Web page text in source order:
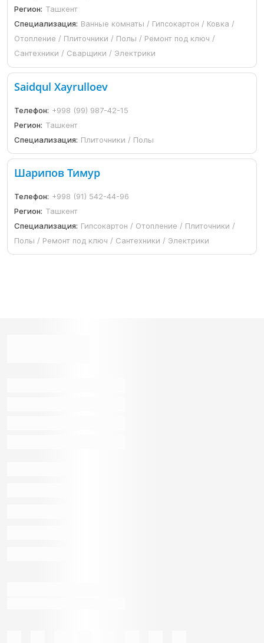
Регион: Ташкент
Специализация: Ванные комнаты / Гипсокартон / Ковка /
Отопление / Плиточники / Полы / Ремонт под ключ /
Сантехники / Сварщики / Электрики
Saidqul Xayrulloev
Телефон: +998 (99) 987-42-15
Регион: Ташкент
Специализация: Плиточники / Полы
Шарипов Тимур
Телефон: +998 (91) 542-44-96
Регион: Ташкент
Специализация: Гипсокартон / Отопление / Плиточники /
Полы / Ремонт под ключ / Сантехники / Электрики